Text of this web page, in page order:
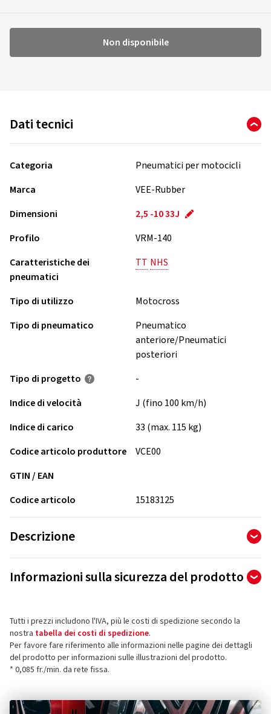
Non disponibile
Dati tecnici
Categoria
Pneumatici per motocicli
Marca
VEE-Rubber
Dimensioni
2,5 -10 33J
Profilo
VRM-140
Caratteristiche dei
pneumatici
TT NHS
Tipo di utilizzo
Motocross
Tipo di pneumatico
Pneumatico
anteriore/Pneumatici
posteriori
Tipo di progetto
-
Indice di velocità
J (fino 100 km/h)
Indice di carico
33 (max. 115 kg)
Codice articolo produttore
VCE00
GTIN / EAN
Codice articolo
15183125
Descrizione
Il VEE-Rubber VRM-140 è uno pneumatico asiatico di qualità
e conveniente. È prodotto da un grosso fabbricante di
severi controlli di qualità in ogni fase di fabbricazione.
Sviluppato per un utilizzo versatile, ha le migliori
caratteristiche di guida e la qualità diventa visibile in ogni
suo dettaglio. Il VEE-Rubber VRM-140 corrisponde a tutte le
prezzo/prestazioni.
Informazioni sulla sicurezza del prodotto
Zweiradbereifung Hohl GmbH
Langenfelder Straße 170
51371 Leverkusen-Hitdorf
Germania
Contatto per la sicurezza dei prodotti (non
Tutti i prezzi includono l'IVA, più le costi di spedizione secondo la
nostra tabella dei costi di spedizione.
Per favore fare riferimento alle informazioni nelle pagine dei dettagli
del prodotto per informazioni sulle illustrazioni del prodotto.
* 0,085 fr./min. da rete fissa.